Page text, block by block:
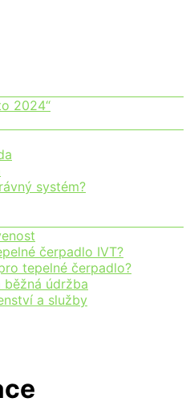
2024“
systém?
čerpadlo IVT?
tepelné čerpadlo?
údržba
a služby